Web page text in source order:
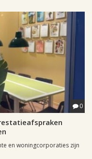
0
en woningcorporaties zijn